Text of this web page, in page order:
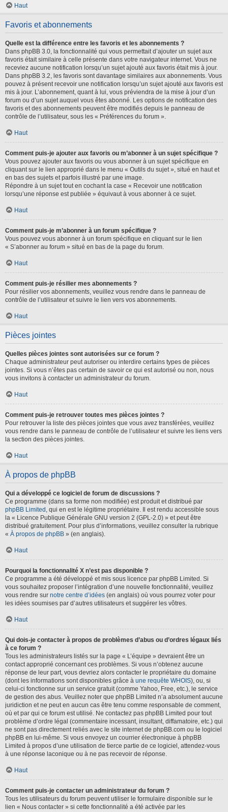
Haut
Favoris et abonnements
Quelle est la différence entre les favoris et les abonnements ?
Dans phpBB 3.0, la fonctionnalité qui vous permettait d’ajouter un sujet aux
favoris était similaire à celle présente dans votre navigateur internet. Vous ne
receviez aucune notification lorsqu’un sujet ajouté aux favoris était mis à jour.
Dans phpBB 3.2, les favoris sont davantage similaires aux abonnements. Vous
pouvez à présent recevoir une notification lorsqu’un sujet ajouté aux favoris est
mis à jour. L’abonnement, quant à lui, vous préviendra de la mise à jour d’un
forum ou d’un sujet auquel vous êtes abonné. Les options de notification des
favoris et des abonnements peuvent être modifiés depuis le panneau de
contrôle de l’utilisateur, sous les « Préférences du forum ».
Haut
Comment puis-je ajouter aux favoris ou m’abonner à un sujet spécifique ?
Vous pouvez ajouter aux favoris ou vous abonner à un sujet spécifique en
cliquant sur le lien approprié dans le menu « Outils du sujet », situé en haut et
en bas des sujets et parfois illustré par une image.
Répondre à un sujet tout en cochant la case « Recevoir une notification
lorsqu’une réponse est publiée » équivaut à vous abonner à ce sujet.
Haut
Comment puis-je m’abonner à un forum spécifique ?
Vous pouvez vous abonner à un forum spécifique en cliquant sur le lien
« S’abonner au forum » situé en bas de la page du forum.
Haut
Comment puis-je résilier mes abonnements ?
Pour résilier vos abonnements, veuillez vous rendre dans le panneau de
contrôle de l’utilisateur et suivre le lien vers vos abonnements.
Haut
Pièces jointes
Quelles pièces jointes sont autorisées sur ce forum ?
Chaque administrateur peut autoriser ou interdire certains types de pièces
jointes. Si vous n’êtes pas certain de savoir ce qui est autorisé ou non, nous
vous invitons à contacter un administrateur du forum.
Haut
Comment puis-je retrouver toutes mes pièces jointes ?
Pour retrouver la liste des pièces jointes que vous avez transférées, veuillez
vous rendre dans le panneau de contrôle de l’utilisateur et suivre les liens vers
la section des pièces jointes.
Haut
À propos de phpBB
Qui a développé ce logiciel de forum de discussions ?
Ce programme (dans sa forme non modifiée) est produit et distribué par
phpBB Limited , qui en est le légitime propriétaire. Il est rendu accessible sous
la « Licence Publique Générale GNU version 2 (GPL-2.0) » et peut être
distribué gratuitement. Pour plus d’informations, veuillez consulter la rubrique
« À propos de phpBB » (en anglais).
Haut
Pourquoi la fonctionnalité X n’est pas disponible ?
Ce programme a été développé et mis sous licence par phpBB Limited. Si
vous souhaitez proposer l’intégration d’une nouvelle fonctionnalité, veuillez
vous rendre sur notre centre d’idées (en anglais) où vous pourrez voter pour
les idées soumises par d’autres utilisateurs et suggérer les vôtres.
Haut
Qui dois-je contacter à propos de problèmes d’abus ou d’ordres légaux liés
à ce forum ?
Tous les administrateurs listés sur la page « L’équipe » devraient être un
contact approprié concernant ces problèmes. Si vous n’obtenez aucune
réponse de leur part, vous devriez alors contacter le propriétaire du domaine
(dont les informations sont disponibles grâce à une requête WHOIS), ou, si
celui-ci fonctionne sur un service gratuit (comme Yahoo, Free, etc.), le service
de gestion des abus. Veuillez noter que phpBB Limited n’a absolument aucune
juridiction et ne peut en aucun cas être tenu comme responsable de comment,
où et par qui ce forum est utilisé. Ne contactez pas phpBB Limited pour tout
problème d’ordre légal (commentaire incessant, insultant, diffamatoire, etc.) qui
ne sont pas directement reliés avec le site internet de phpBB.com ou le logiciel
phpBB en lui-même. Si vous envoyez un courrier électronique à phpBB
Limited à propos d’une utilisation de tierce partie de ce logiciel, attendez-vous
à une réponse laconique ou à ne pas recevoir de réponse.
Haut
Comment puis-je contacter un administrateur du forum ?
Tous les utilisateurs du forum peuvent utiliser le formulaire disponible sur le
lien « Nous contacter » si cette fonctionnalité a été activée par les